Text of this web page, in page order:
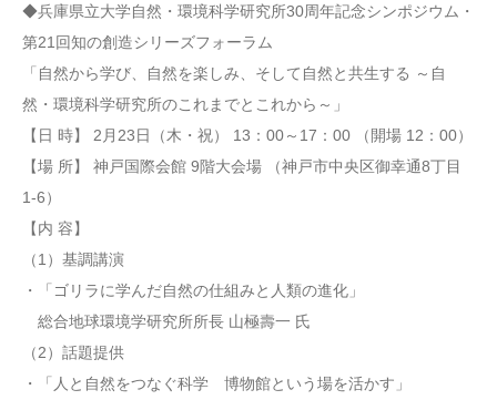
◆兵庫県立大学自然・環境科学研究所30周年記念シンポジウム・
第21回知の創造シリーズフォーラム
「自然から学び、自然を楽しみ、そして自然と共生する ～自
然・環境科学研究所のこれまでとこれから～」
【日 時】 2月23日（木・祝） 13：00～17：00 （開場 12：00）
【場 所】 神戸国際会館 9階大会場 （神戸市中央区御幸通8丁目
1-6）
【内 容】
（1）基調講演
・「ゴリラに学んだ自然の仕組みと人類の進化」
総合地球環境学研究所所長 山極壽一 氏
（2）話題提供
・「人と自然をつなぐ科学 博物館という場を活かす」